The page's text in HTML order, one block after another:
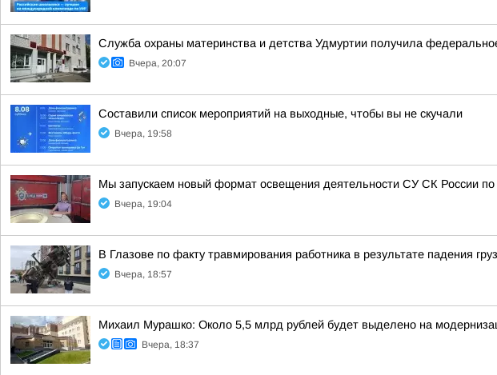
Служба охраны материнства и детства Удмуртии получила
Вчера, 20:07
Составили список мероприятий на выходные, чтобы вы не скучали
Вчера, 19:58
Мы запускаем новый формат освещения деятельности СУ СК России
Вчера, 19:04
В Глазове по факту травмирования работника в результате падения
Вчера, 18:57
Михаил Мурашко: Около 5,5 млрд рублей будет выделено на
Вчера, 18:37